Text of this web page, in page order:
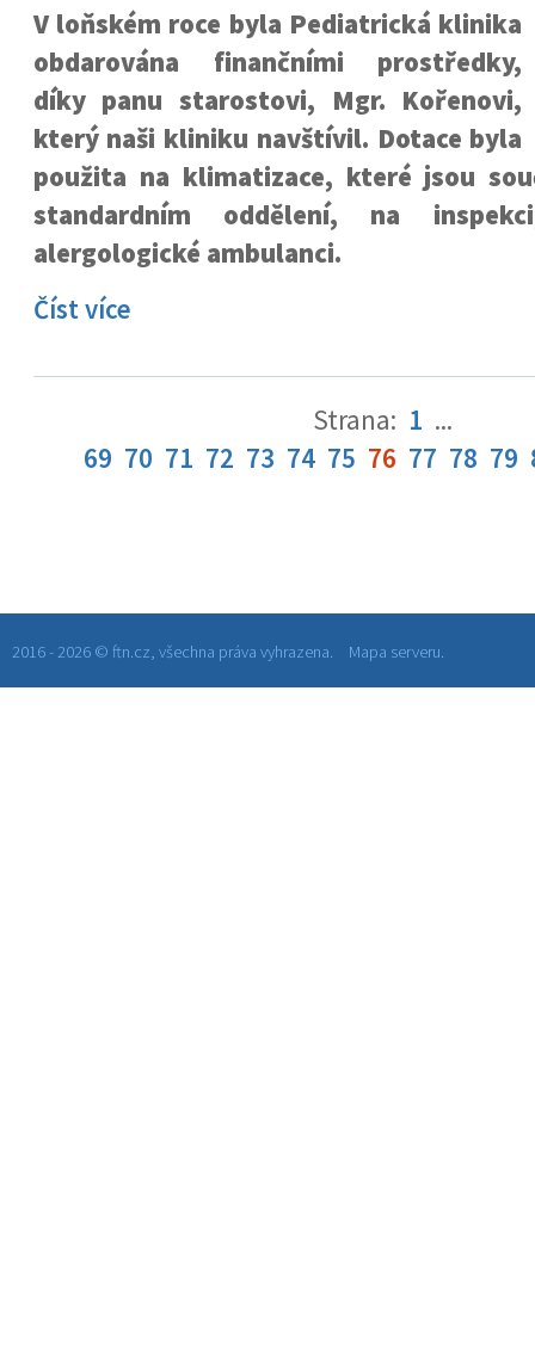
V loňském roce byla Pediatrická klinika
obdarována finančními prostředky,
díky panu starostovi, Mgr. Kořenovi,
který naši kliniku navštívil. Dotace byla
použita na klimatizace, které jsou
standardním oddělení, na
alergologické ambulanci.
Číst více
Strana: 1 ...
69 70 71 72 73 74 75 76 77 78 79
2016 - 2026 © ftn.cz, všechna práva vyhrazena. Mapa serveru.